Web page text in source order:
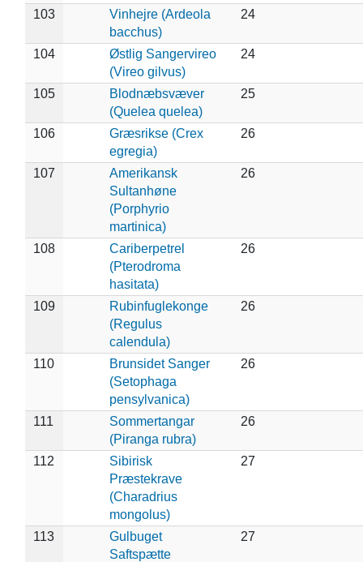
103
Vinhejre (Ardeola
bacchus)
24
104
Østlig Sangervireo
(Vireo gilvus)
24
105
Blodnæbsvæver
(Quelea quelea)
25
106
Græsrikse (Crex
egregia)
26
107
Amerikansk
Sultanhøne
(Porphyrio
martinica)
26
108
Cariberpetrel
(Pterodroma
hasitata)
26
109
Rubinfuglekonge
(Regulus
calendula)
26
110
Brunsidet Sanger
(Setophaga
pensylvanica)
26
111
Sommertangar
(Piranga rubra)
26
112
Sibirisk
Præstekrave
(Charadrius
mongolus)
27
113
Gulbuget
Saftspætte
27